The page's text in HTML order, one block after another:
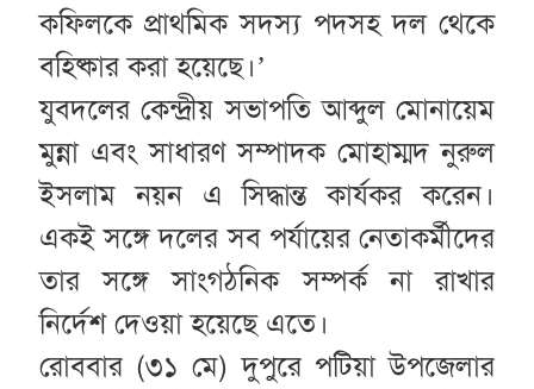
কফিলকে প্রাথমিক সদস্য পদসহ দল থেকে
বহিষ্কার করা হয়েছে।’
যুবদলের কেন্দ্রীয় সভাপতি আব্দুল মোনায়েম
মুন্না এবং সাধারণ সম্পাদক মোহাম্মদ নুরুল
ইসলাম নয়ন এ সিদ্ধান্ত কার্যকর করেন।
একই সঙ্গে দলের সব পর্যায়ের নেতাকর্মীদের
তার সঙ্গে সাংগঠনিক সম্পর্ক না রাখার
নির্দেশ দেওয়া হয়েছে এতে।
রোববার (৩১ মে) দুপুরে পটিয়া উপজেলার